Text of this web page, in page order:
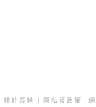
關於雲爸 | 隱私權政策 | 網